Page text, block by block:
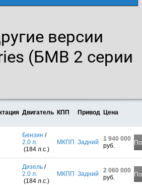
версии
(БМВ 2 серии
Двигатель КПП Привод Цена
Бензин /
2.0 л.
(184 л.с.)
МКПП Задний
1 940 000
руб.
Дизель/
2.0 л.
(184 л.с.)
МКПП Задний
2 060 000
руб.